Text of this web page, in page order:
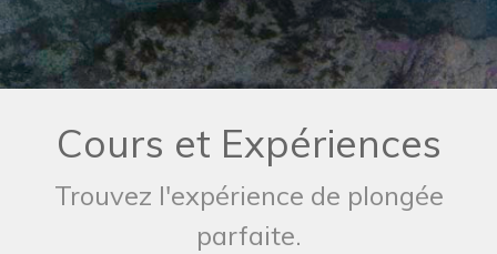
Cours et Expériences
Trouvez l'expérience de plongée
parfaite.